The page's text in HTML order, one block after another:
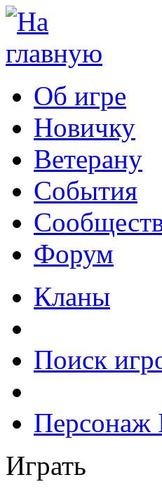
Об игре
Новичку
Ветерану
События
Форум
Кланы
Поиск
Играть